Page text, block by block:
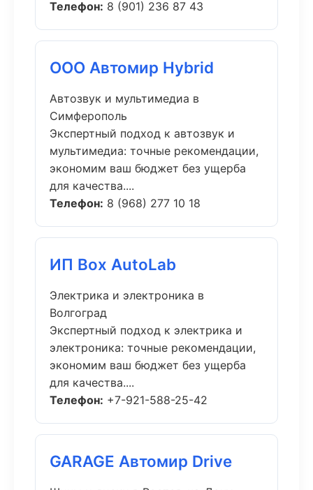
Телефон: 8 (901) 236 87 43
ООО Автомир Hybrid
Автозвук и мультимедиа в
Симферополь
Экспертный подход к автозвук и
мультимедиа: точные рекомендации,
экономим ваш бюджет без ущерба
для качества....
Телефон: 8 (968) 277 10 18
ИП Box AutoLab
Электрика и электроника в
Волгоград
Экспертный подход к электрика и
электроника: точные рекомендации,
экономим ваш бюджет без ущерба
для качества....
Телефон: +7-921-588-25-42
GARAGE Автомир Drive